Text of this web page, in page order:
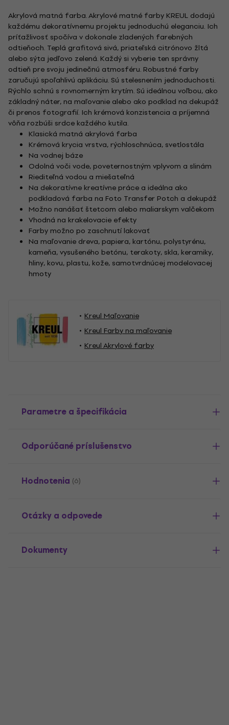
Akrylová matná farba. Akrylové matné farby KREUL dodajú
každému dekoratívnemu projektu jednoduchú eleganciu. Ich
príťažlivosť spočíva v dokonale zladených farebných
odtieňoch. Teplá grafitová sivá, priateľská citrónovo žltá
alebo sýta jedľovo zelená. Každý si vyberie ten správny
odtieň pre svoju jedinečnú atmosféru. Robustné farby
zaručujú spoľahlivú aplikáciu. Sú stelesnením jednoduchosti.
Rýchlo schnú s rovnomerným krytím. Sú ideálnou voľbou, ako
základný náter, na maľovanie alebo ako podklad na dekupáž
či prenos fotografií. Ich krémová konzistencia a príjemná
vôňa rozbúši srdce každého kutila.
Klasická matná akrylová farba
Krémová krycia vrstva, rýchloschnúca, svetlostála
Na vodnej báze
Odolná voči vode, poveternostným vplyvom a slinám
Riediteľná vodou a miešateľná
Na dekoratívne kreatívne práce a ideálna ako
podkladová farba na Foto Transfer Potch a dekupáž
Možno nanášať štetcom alebo maliarskym valčekom
Vhodná na krakelovacie efekty
Farby možno po zaschnutí lakovať
Na maľovanie dreva, papiera, kartónu, polystyrénu,
kameňa, vysušeného betónu, terakoty, skla, keramiky,
hliny, kovu, plastu, kože, samotvrdnúcej modelovacej
hmoty
Kreul Maľovanie
Kreul Farby na maľovanie
Kreul Akrylové farby
Parametre a špecifikácia
Odporúčané príslušenstvo
Hodnotenia (6)
Otázky a odpovede
Dokumenty